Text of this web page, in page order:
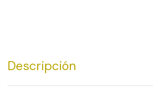
Descripción